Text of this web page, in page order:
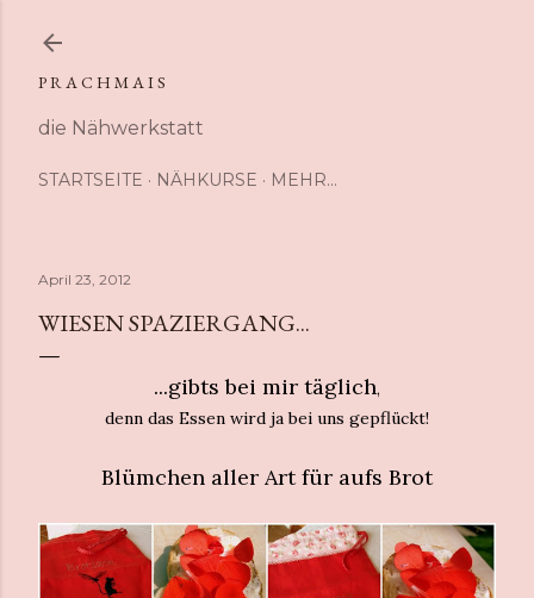
P R A C H M A I S
die Nähwerkstatt
STARTSEITE NÄHKURSE MEHR…
April 23, 2012
WIESEN SPAZIERGANG...
...gibts bei mir täglich,
denn das Essen wird ja bei uns gepflückt!
Blümchen aller Art für aufs Brot